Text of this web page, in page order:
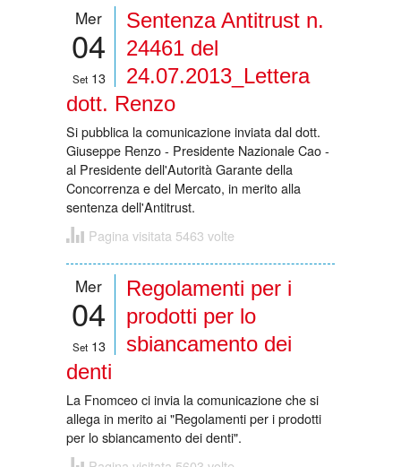
Mer
04
Set 13
Sentenza Antitrust n.
24461 del
24.07.2013_Lettera
dott. Renzo
Si pubblica la comunicazione inviata dal dott.
Giuseppe Renzo - Presidente Nazionale Cao -
al Presidente dell'Autorità Garante della
Concorrenza e del Mercato, in merito alla
sentenza dell'Antitrust.
Pagina visitata 5463 volte
Mer
04
Set 13
Regolamenti per i
prodotti per lo
sbiancamento dei
denti
La Fnomceo ci invia la comunicazione che si
allega in merito ai "Regolamenti per i prodotti
per lo sbiancamento dei denti".